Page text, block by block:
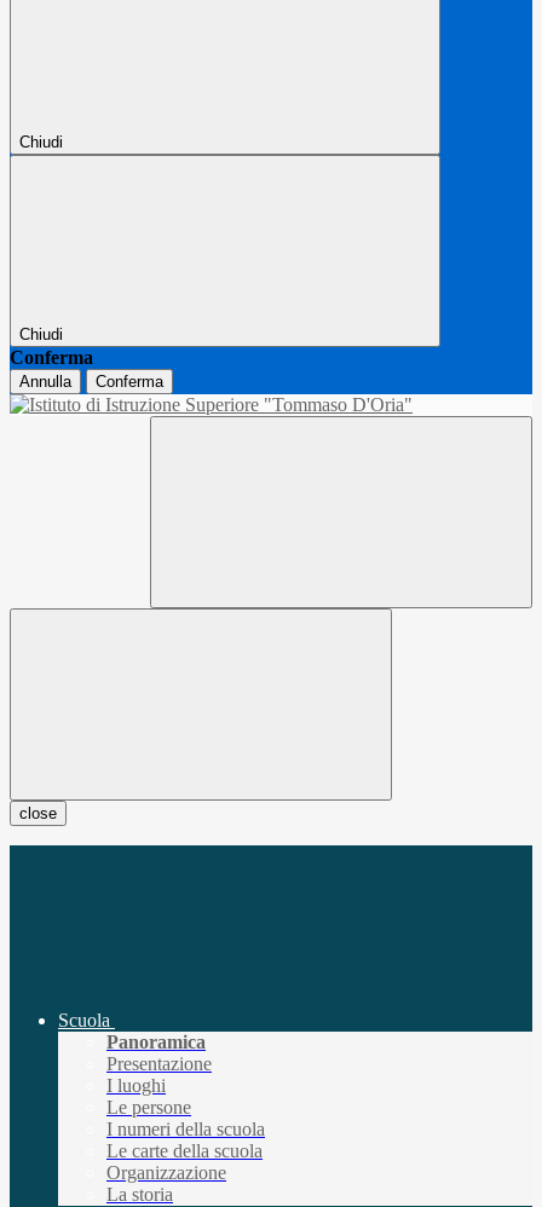
Chiudi
Chiudi
Conferma
Annulla Conferma
close
Scuola
Panoramica
Presentazione
I luoghi
Le persone
I numeri della scuola
Le carte della scuola
Organizzazione
La storia